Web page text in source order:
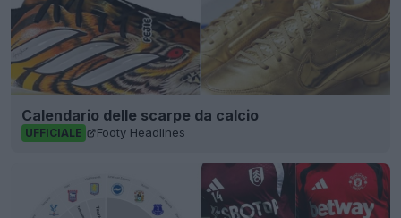
Calendario delle scarpe da calcio
UFFICIALE Footy Headlines